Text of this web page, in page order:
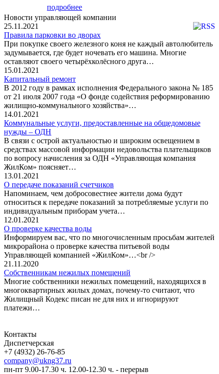
подробнее
Новости управляющей компании
25.11.2021
Правила парковки во дворах
При покупке своего железного коня не каждый автолюбитель
задумывается, где будет ночевать его машина. Многие
оставляют своего четырёхколёсного друга…
15.01.2021
Капитальный ремонт
В 2012 году в рамках исполнения Федерального закона № 185
от 21 июля 2007 года «О фонде содействия реформированию
жилищно-коммунального хозяйства»…
14.01.2021
Коммунальные услуги, предоставленные на общедомовые
нужды – ОДН
В связи с острой актуальностью и широким освещением в
средствах массовой информации недовольства плательщиков
по вопросу начисления за ОДН «Управляющая компания
ЖилКом» поясняет…
13.01.2021
О передаче показаний счетчиков
Напоминаем, чем добросовестнее жители дома будут
относиться к передаче показаний за потребляемые услуги по
индивидуальным приборам учета…
12.01.2021
О проверке качества воды
Информируем вас, что по многочисленным просьбам жителей
микрорайона о проверке качества питьевой воды
Управляющей компанией «ЖилКом»…<br />
21.11.2020
Собственникам нежилых помещений
Многие собственники нежилых помещений, находящихся в
многоквартирных жилых домах, почему-то считают, что
Жилищный Кодекс писан не для них и игнорируют
платежи…
Контакты
Диспетчерская
+7 (4932) 26-76-85
company@ukng37.ru
пн-пт 9.00-17.30 ч. 12.00-12.30 ч. - перерыв